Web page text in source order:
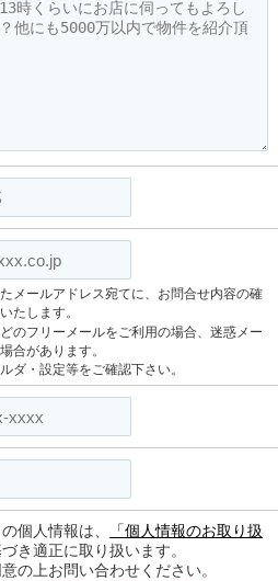
メールアドレス宛てに、お問合せ内容の確
たします。
のフリーメールをご利用の場合、迷惑メー
合があります。
ダ・設定等をご確認下さい。
個人情報は、
「個人情報のお取り扱
き適正に取り扱います。
の上お問い合わせください。